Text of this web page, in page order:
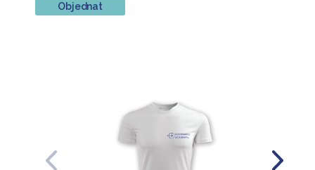
Objednat
Další